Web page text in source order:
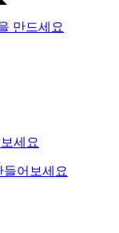
만드세요
세요
어보세요